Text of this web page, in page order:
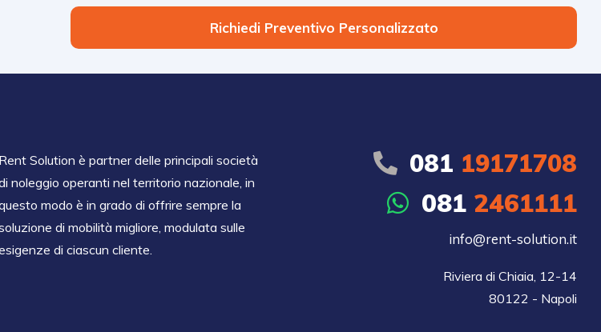
Richiedi Preventivo Personalizzato
Rent Solution è partner delle principali società
noleggio operanti nel territorio nazionale, in
modo è in grado di offrire sempre la
di mobilità migliore, modulata sulle
di ciascun cliente.
081 19171708
0812461111
info@rent-solution.it
Riviera di Chiaia, 12-14
80122 - Napoli